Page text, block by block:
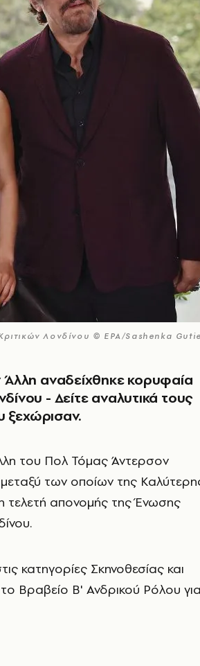
Λονδίνου © EPA/Sashenka
αναδείχθηκε κορυφαία
- Δείτε αναλυτικά τους
ξεχώρισαν.
του Πολ Τόμας Άντερσον
των οποίων της
τελετή απονομής της Ένωσης
κατηγορίες Σκηνοθεσίας και
Βραβείο Β' Ανδρικού Ρόλου